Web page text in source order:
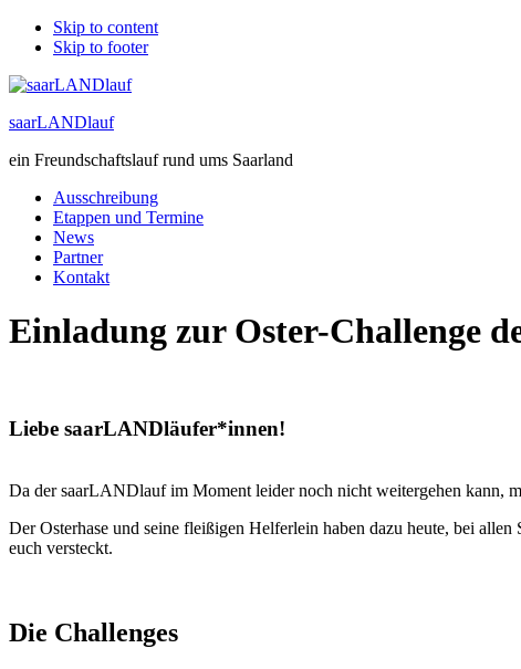
Skip to content
Skip to footer
saarLANDlauf
ein Freundschaftslauf rund ums Saarland
Ausschreibung
Etappen und Termine
News
Partner
Kontakt
Einladung zur Oster-Challenge
Liebe saarLANDläufer*innen!
Da der saarLANDlauf im Moment leider noch nicht weitergehen kann,
Der Osterhase und seine fleißigen Helferlein haben dazu heute, bei
euch versteckt.
Die Challenges